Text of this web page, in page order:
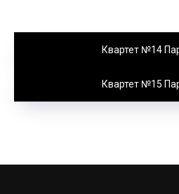
Квартет №14
Квартет №15